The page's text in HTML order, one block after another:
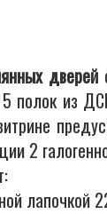
дверей
полок из
2
лапочкой